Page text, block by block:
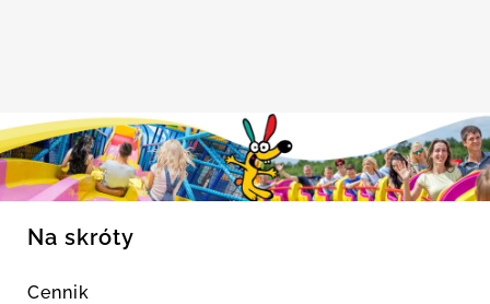
Na skróty
Cennik